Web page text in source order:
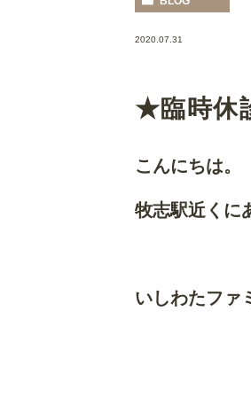
2020.07.31
★臨時休
こんにちは。
牧志駅近くに
いしわたファ